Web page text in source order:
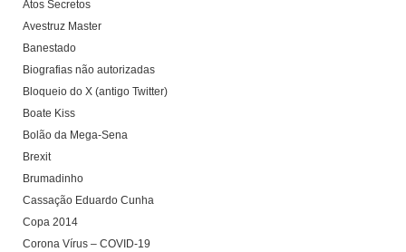
Atos Secretos
Avestruz Master
Banestado
Biografias não autorizadas
Bloqueio do X (antigo Twitter)
Boate Kiss
Bolão da Mega-Sena
Brexit
Brumadinho
Cassação Eduardo Cunha
Copa 2014
Corona Vírus – COVID-19